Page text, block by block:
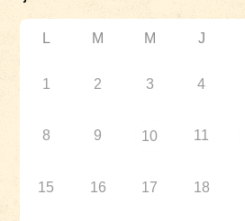
L M M J
1 2 3 4
8 9 10 11
15 16 17 18